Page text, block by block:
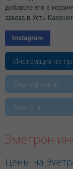
добавьте его в
заказа в Усть-
Instagram
Инструкция по
Сертификаты
Аналоги
Эметрон
Цены на